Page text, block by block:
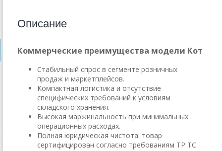
Описание
Коммерческие преимущества модели Кот
Стабильный спрос в сегменте розничных
продаж и маркетплейсов.
Компактная логистика и отсутствие
специфических требований к условиям
складского хранения.
Высокая маржинальность при минимальных
операционных расходах.
Полная юридическая чистота: товар
сертифицирован согласно требованиям ТР ТС.